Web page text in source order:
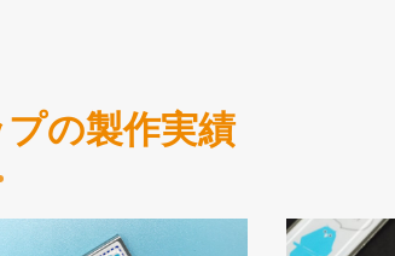
の製作実績